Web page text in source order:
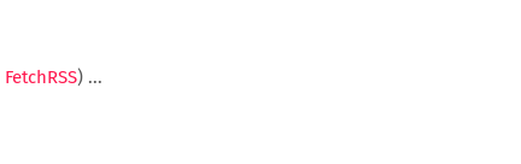
FetchRSS) ...